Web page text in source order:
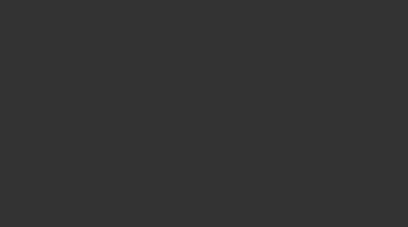
gudd gaew jiideren bei hien Schecken.
is really good, everyone should go check it